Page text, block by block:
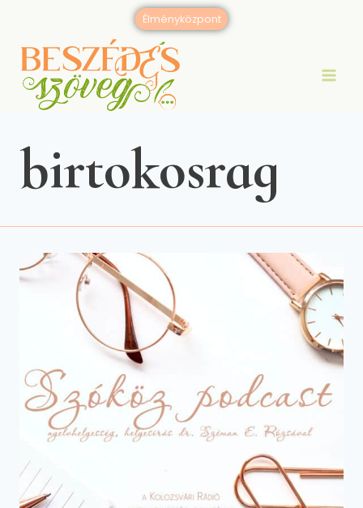
content
Élményközpont
birtokosrag